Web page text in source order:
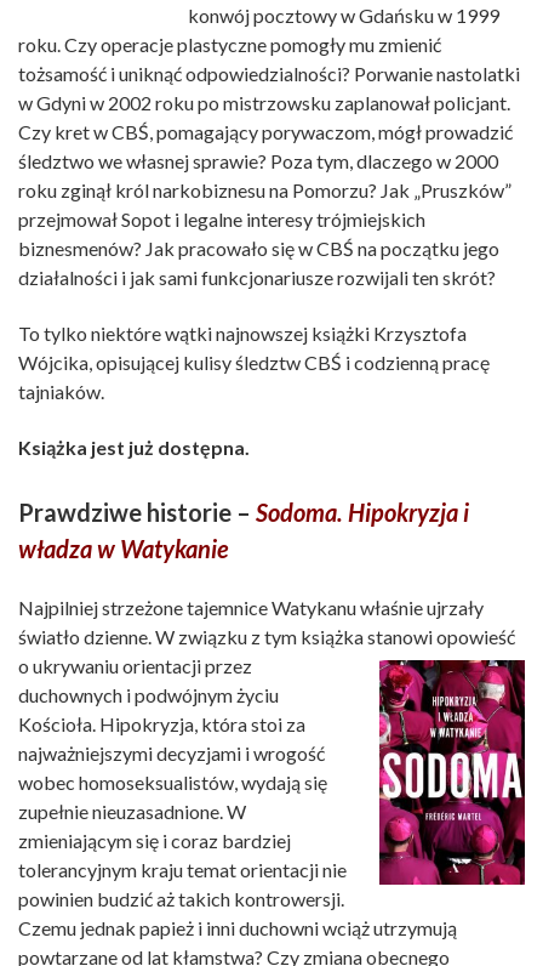
konwój pocztowy w Gdańsku w 1999
roku. Czy operacje plastyczne pomogły mu zmienić
tożsamość i uniknąć odpowiedzialności? Porwanie nastolatki
w Gdyni w 2002 roku po mistrzowsku zaplanował policjant.
Czy kret w CBŚ, pomagający porywaczom, mógł prowadzić
śledztwo we własnej sprawie? Poza tym, dlaczego w 2000
roku zginął król narkobiznesu na Pomorzu? Jak „Pruszków”
przejmował Sopot i legalne interesy trójmiejskich
biznesmenów? Jak pracowało się w CBŚ na początku jego
działalności i jak sami funkcjonariusze rozwijali ten skrót?
To tylko niektóre wątki najnowszej książki Krzysztofa
Wójcika, opisującej kulisy śledztw CBŚ i codzienną pracę
tajniaków.
Książka jest już dostępna.
Prawdziwe historie – Sodoma. Hipokryzja i
władza w Watykanie
Najpilniej strzeżone tajemnice Watykanu właśnie ujrzały
światło dzienne. W związku z tym książka stanowi opowieść
o ukrywaniu orientacji przez
duchownych i podwójnym życiu
Kościoła. Hipokryzja, która stoi za
najważniejszymi decyzjami i wrogość
wobec homoseksualistów, wydają się
zupełnie nieuzasadnione. W
zmieniającym się i coraz bardziej
tolerancyjnym kraju temat orientacji nie
powinien budzić aż takich kontrowersji.
Czemu jednak papież i inni duchowni wciąż utrzymują
powtarzane od lat kłamstwa? Czy zmiana obecnego